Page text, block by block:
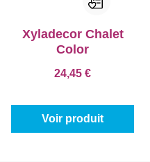
Xyladecor Chalet
Color
24,45 €
Voir produit